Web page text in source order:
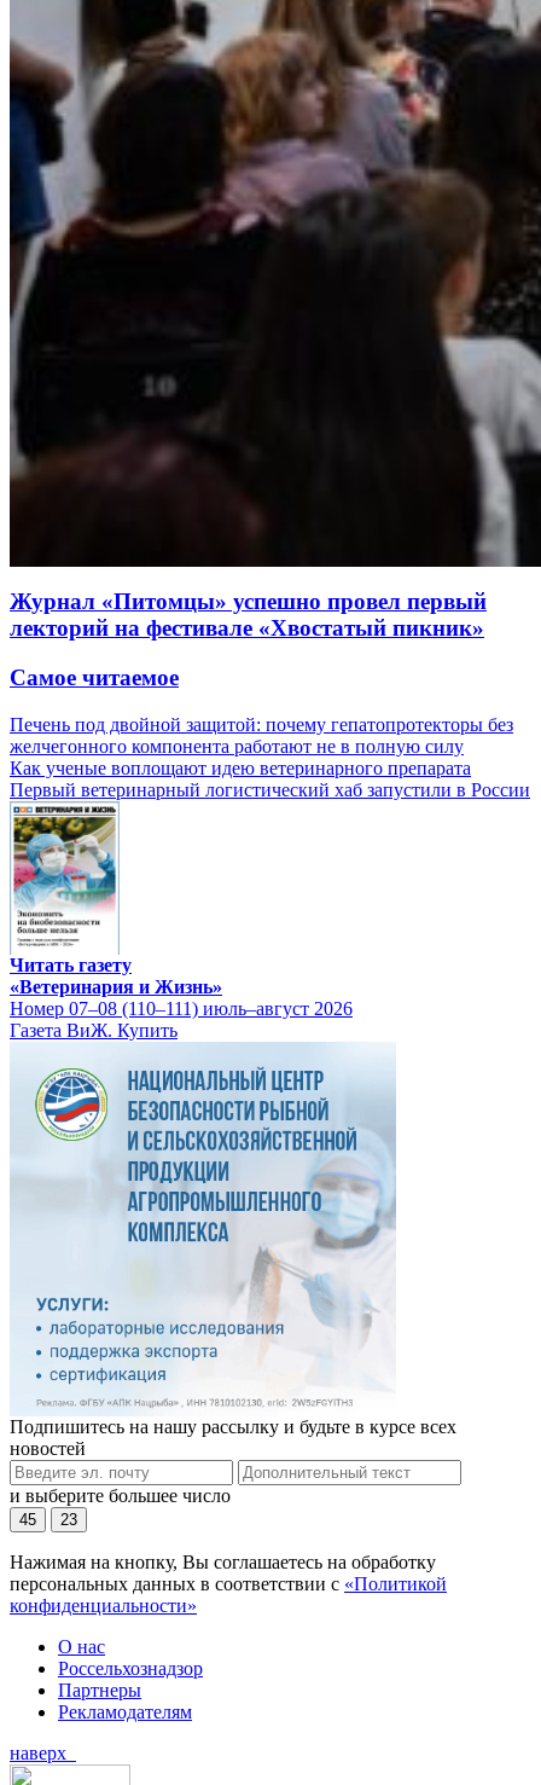
Журнал «Питомцы» успешно провел первый
лекторий на фестивале «Хвостатый пикник»
Самое читаемое
Печень под двойной защитой: почему гепатопротекторы без
желчегонного компонента работают не в полную силу
Как ученые воплощают идею ветеринарного препарата
Первый ветеринарный логистический хаб запустили в России
Читать газету
«Ветеринария и Жизнь»
Номер 07–08 (110–111) июль–август 2026
Газета ВиЖ. Купить
Подпишитесь на нашу рассылку и будьте в курсе всех
новостей
и выберите большее число
45 23
Нажимая на кнопку, Вы соглашаетесь на обработку
персональных данных в соответствии с «Политикой
конфиденциальности»
О нас
Россельхознадзор
Партнеры
Рекламодателям
наверх